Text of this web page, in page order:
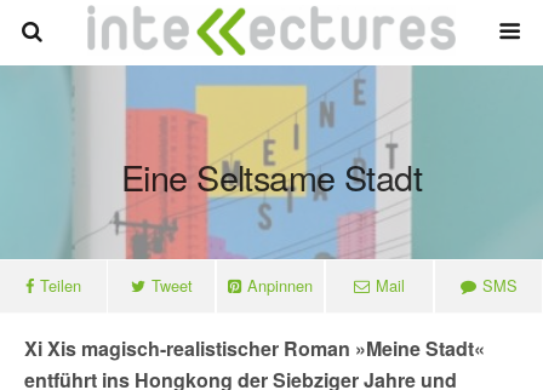
Eine Seltsame Stadt
Teilen Tweet Anpinnen Mail SMS
Xi Xis magisch-realistischer Roman »Meine Stadt«
entführt ins Hongkong der Siebziger Jahre und